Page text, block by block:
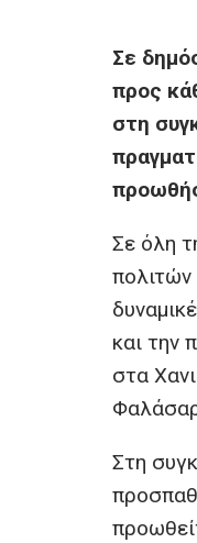
ce
b
o
o
k
Σε
προς
στη
Σε όλη
και την
στα
Στη